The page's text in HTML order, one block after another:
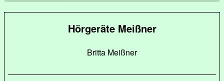
Hörgeräte Meißner
Britta Meißner